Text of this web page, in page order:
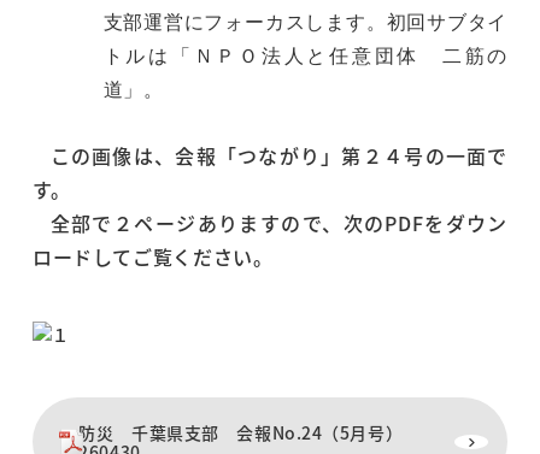
支部運営にフォーカスします。初回サブタイ
トルは「ＮＰＯ法人と任意団体 二筋の
道」。
この画像は、会報「つながり」第２４号の一面で
す。
全部で２ページありますので、次のPDFをダウン
ロードしてご覧ください。
防災 千葉県支部 会報No.24（5月号）